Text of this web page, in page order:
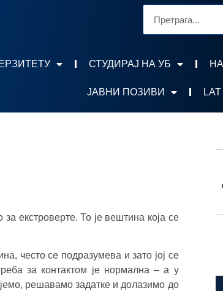
СТУДИРАЈ НА УБ
ЈАВНИ ПОЗИВИ
екстроверте. То је вештина која се
често се подразумева и зато јој се
за контактом је нормална – а у
решавамо задатке и долазимо до